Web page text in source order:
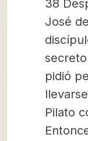
38
José
pidió
Pilato